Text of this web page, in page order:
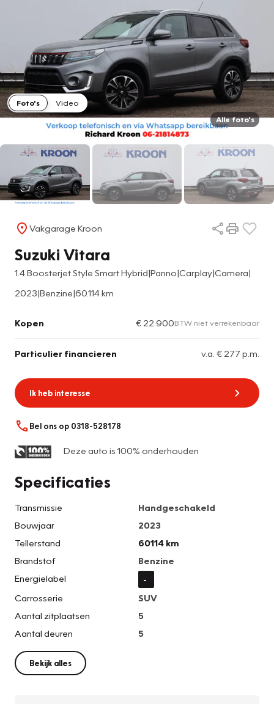
Foto's
Video
Alle foto's
Vakgarage Kroon
Suzuki Vitara
1.4 Boosterjet Style Smart Hybrid|Panno|Carplay|Camera|
2023|Benzine|60.114 km
Kopen € 22.900BTW niet verrekenbaar
Particulier financieren v.a. € 277 p.m.
Ik heb interesse
Bel ons op 0318-528178
Deze auto is 100% onderhouden
Specificaties
Transmissie
Handgeschakeld
Bouwjaar
2023
Tellerstand
60114 km
Brandstof
Benzine
Energielabel
-
Carrosserie
SUV
Aantal zitplaatsen
5
Aantal deuren
5
Bekijk alles